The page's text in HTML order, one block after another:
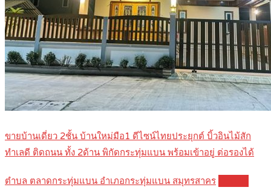
ขายบ้านเดี่ยว 2ชั้น บ้านใหม่มือ1 ดีไซน์ไทยประยุกต์ บิ้วอินไม้สัก
ทำเลดี ติดถนน ทั้ง 2ด้าน พิกัดกระทุ่มแบน พร้อมเข้าอยู่ ต่อรองได้
ตำบล ตลาดกระทุ่มแบน อำเภอกระทุ่มแบน สมุทรสาคร